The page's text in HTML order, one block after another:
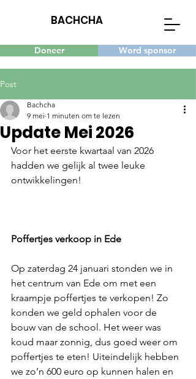
BACHCHA
Doneer Word sponsor
Post
Update Mei 2026
Bachcha
9 mei 1 minuten om te lezen
Voor het eerste kwartaal van 2026
hadden we gelijk al twee leuke
ontwikkelingen!
Poffertjes verkoop in Ede
Op zaterdag 24 januari stonden we in
het centrum van Ede om met een
kraampje poffertjes te verkopen! Zo
konden we geld ophalen voor de
bouw van de school. Het weer was
koud maar zonnig, dus goed weer om
poffertjes te eten! Uiteindelijk hebben
we zo’n 600 euro op kunnen halen en